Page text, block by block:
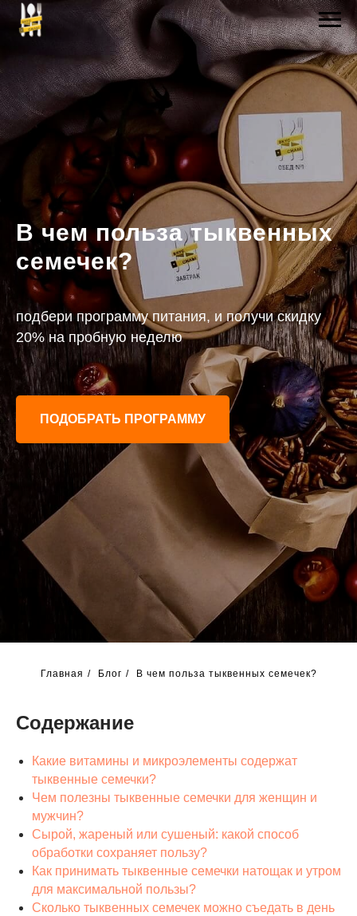
В чем польза тыквенных
семечек?
подбери программу питания, и получи скидку
20% на пробную неделю
ПОДОБРАТЬ ПРОГРАММУ
Главная / Блог / В чем польза тыквенных семечек?
Содержание
Какие витамины и микроэлементы содержат
тыквенные семечки?
Чем полезны тыквенные семечки для женщин и
мужчин?
Сырой, жареный или сушеный: какой способ
обработки сохраняет пользу?
Как принимать тыквенные семечки натощак и утром
для максимальной пользы?
Сколько тыквенных семечек можно съедать в день